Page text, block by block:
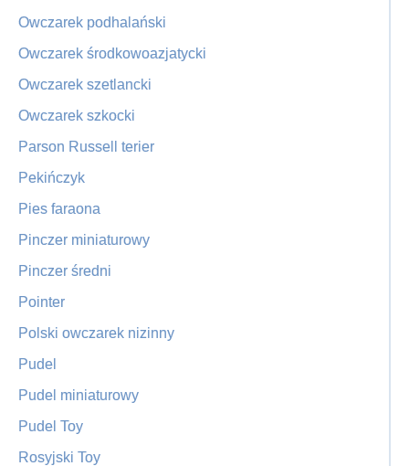
Owczarek podhalański
Owczarek środkowoazjatycki
Owczarek szetlancki
Owczarek szkocki
Parson Russell terier
Pekińczyk
Pies faraona
Pinczer miniaturowy
Pinczer średni
Pointer
Polski owczarek nizinny
Pudel
Pudel miniaturowy
Pudel Toy
Rosyjski Toy